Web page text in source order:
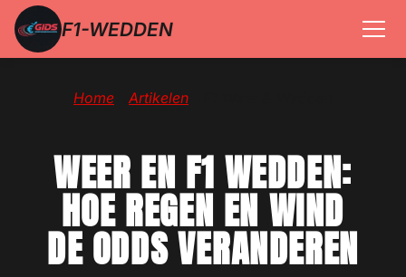
F1-WEDDEN
Home Artikelen
WEER EN F1 WEDDEN:
HOE REGEN EN WIND
DE ODDS VERANDEREN